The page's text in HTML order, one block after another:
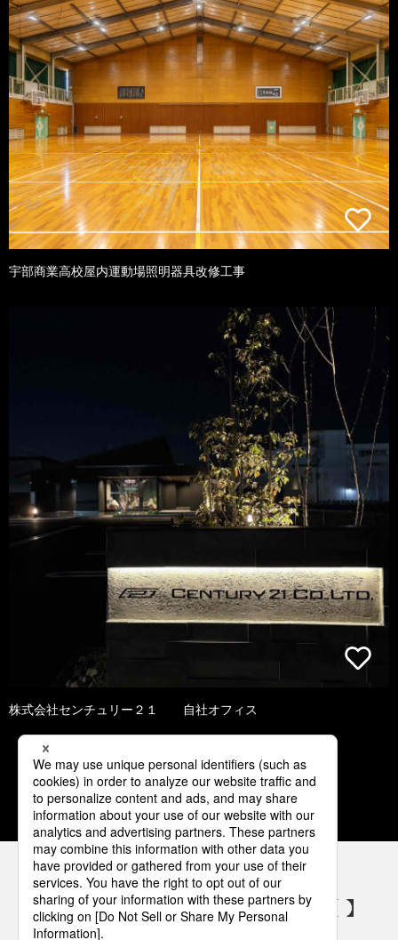
宇部商業高校屋内運動場照明器具改修工事
株式会社センチュリー２１ 自社オフィス
1 2 3 4 5
パナソニックの電気設備 SNSアカウント